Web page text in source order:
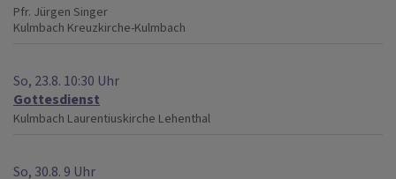
Pfr. Jürgen Singer
Kulmbach Kreuzkirche-Kulmbach
So, 23.8. 10:30 Uhr
Gottesdienst
Kulmbach Laurentiuskirche Lehenthal
So, 30.8. 9 Uhr